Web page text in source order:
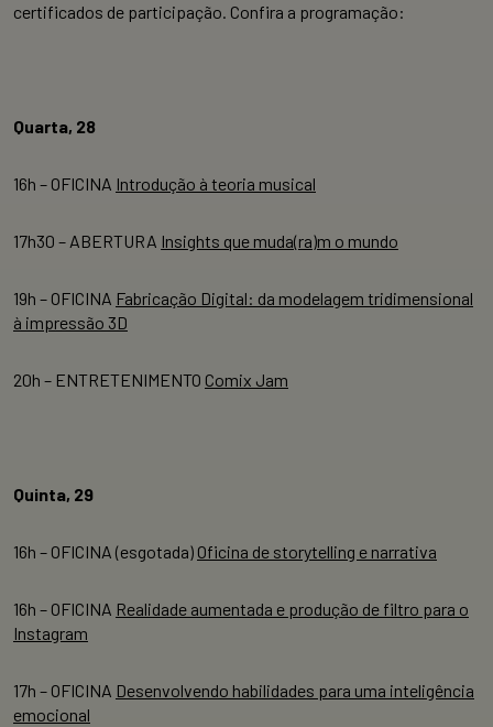
certificados de participação. Confira a programação:
Quarta, 28
16h – OFICINA Introdução à teoria musical
17h30 – ABERTURA Insights que muda(ra)m o mundo
19h – OFICINA Fabricação Digital: da modelagem tridimensional
à impressão 3D
20h – ENTRETENIMENTO Comix Jam
Quinta, 29
16h – OFICINA (esgotada) Oficina de storytelling e narrativa
16h – OFICINA Realidade aumentada e produção de filtro para o
Instagram
17h – OFICINA Desenvolvendo habilidades para uma inteligência
emocional